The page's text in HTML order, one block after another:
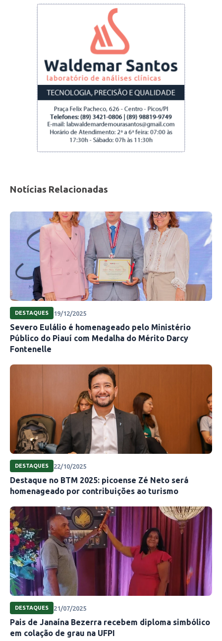
Notícias Relacionadas
DESTAQUES 19/12/2025
Severo Eulálio é homenageado pelo Ministério
Público do Piauí com Medalha do Mérito Darcy
Fontenelle
DESTAQUES 22/10/2025
Destaque no BTM 2025: picoense Zé Neto será
homenageado por contribuições ao turismo
DESTAQUES 21/07/2025
Pais de Janaína Bezerra recebem diploma simbólico
em colação de grau na UFPI